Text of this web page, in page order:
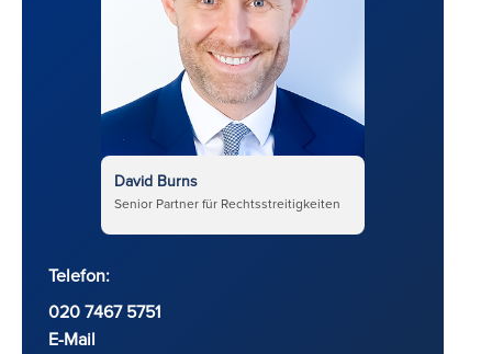
David Burns
Senior Partner für Rechtsstreitigkeiten
Telefon:
020 7467 5751
E-Mail